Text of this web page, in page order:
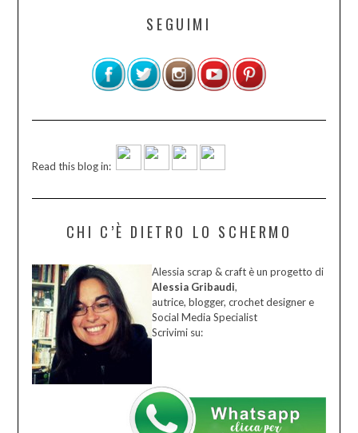
SEGUIMI
Read this blog in:
CHI C’È DIETRO LO SCHERMO
Alessia scrap & craft è un progetto di
Alessia Gribaudi,
autrice, blogger, crochet designer e
Social Media Specialist
Scrivimi su: